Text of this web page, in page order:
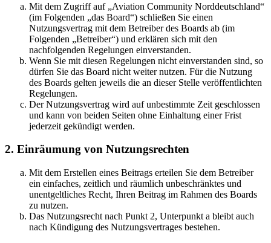
Mit dem Zugriff auf „Aviation Community Norddeutschland“
(im Folgenden „das Board“) schließen Sie einen
Nutzungsvertrag mit dem Betreiber des Boards ab (im
Folgenden „Betreiber“) und erklären sich mit den
nachfolgenden Regelungen einverstanden.
Wenn Sie mit diesen Regelungen nicht einverstanden sind, so
dürfen Sie das Board nicht weiter nutzen. Für die Nutzung
des Boards gelten jeweils die an dieser Stelle veröffentlichten
Regelungen.
Der Nutzungsvertrag wird auf unbestimmte Zeit geschlossen
und kann von beiden Seiten ohne Einhaltung einer Frist
jederzeit gekündigt werden.
2. Einräumung von Nutzungsrechten
Mit dem Erstellen eines Beitrags erteilen Sie dem Betreiber
ein einfaches, zeitlich und räumlich unbeschränktes und
unentgeltliches Recht, Ihren Beitrag im Rahmen des Boards
zu nutzen.
Das Nutzungsrecht nach Punkt 2, Unterpunkt a bleibt auch
nach Kündigung des Nutzungsvertrages bestehen.